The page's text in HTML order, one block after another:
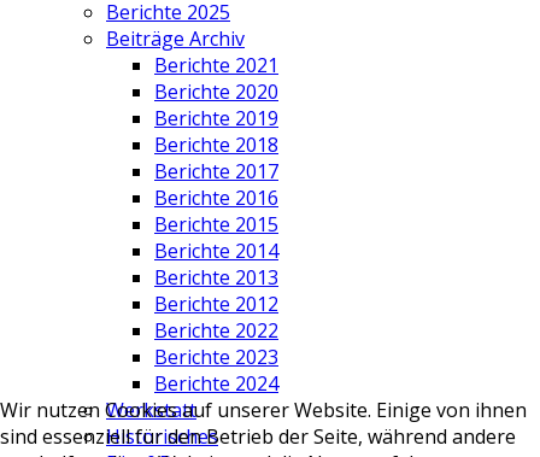
Berichte 2025
Beiträge Archiv
Berichte 2021
Berichte 2020
Berichte 2019
Berichte 2018
Berichte 2017
Berichte 2016
Berichte 2015
Berichte 2014
Berichte 2013
Berichte 2012
Berichte 2022
Berichte 2023
Berichte 2024
Werkstatt
Historisches
Wir nutzen Cookies auf unserer Website. Einige von ihnen
sind essenziell für den Betrieb der Seite, während andere